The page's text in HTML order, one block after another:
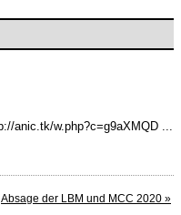
anic.tk/w.php?c=g9aXMQD ...
Absage der LBM und MCC 2020 »